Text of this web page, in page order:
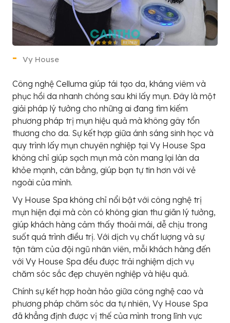
Vy House
Công nghệ Celluma giúp tái tạo da, kháng viêm và
phục hồi da nhanh chóng sau khi lấy mụn. Đây là một
giải pháp lý tưởng cho những ai đang tìm kiếm
phương pháp trị mụn hiệu quả mà không gây tổn
thương cho da. Sự kết hợp giữa ánh sáng sinh học và
quy trình lấy mụn chuyên nghiệp tại Vy House Spa
không chỉ giúp sạch mụn mà còn mang lại làn da
khỏe mạnh, cân bằng, giúp bạn tự tin hơn với vẻ
ngoài của mình.
Vy House Spa không chỉ nổi bật với công nghệ trị
mụn hiện đại mà còn có không gian thư giãn lý tưởng,
giúp khách hàng cảm thấy thoải mái, dễ chịu trong
suốt quá trình điều trị. Với dịch vụ chất lượng và sự
tận tâm của đội ngũ nhân viên, mỗi khách hàng đến
với Vy House Spa đều được trải nghiệm dịch vụ
chăm sóc sắc đẹp chuyên nghiệp và hiệu quả.
Chính sự kết hợp hoàn hảo giữa công nghệ cao và
phương pháp chăm sóc da tự nhiên, Vy House Spa
đã khẳng định được vị thế của mình trong lĩnh vực